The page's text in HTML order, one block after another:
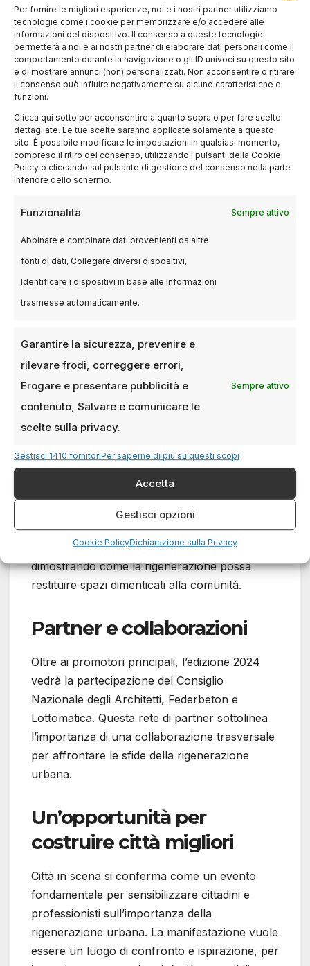
Per fornire le migliori esperienze, noi e i nostri partner utilizziamo
tecnologie come i cookie per memorizzare e/o accedere alle
informazioni del dispositivo. Il consenso a queste tecnologie
permetterà a noi e ai nostri partner di elaborare dati personali come il
comportamento durante la navigazione o gli ID univoci su questo sito
e di mostrare annunci (non) personalizzati. Non acconsentire o ritirare
il consenso può influire negativamente su alcune caratteristiche e
funzioni.
Clicca qui sotto per acconsentire a quanto sopra o per fare scelte
dettagliate. Le tue scelte saranno applicate solamente a questo
sito. È possibile modificare le impostazioni in qualsiasi momento,
compreso il ritiro del consenso, utilizzando i pulsanti della Cookie
Policy o cliccando sul pulsante di gestione del consenso nella parte
inferiore dello schermo.
Funzionalità Sempre attivo
Abbinare e combinare dati provenienti da altre
fonti di dati, Collegare diversi dispositivi,
Identificare i dispositivi in base alle informazioni
trasmesse automaticamente.
Garantire la sicurezza, prevenire e
rilevare frodi, correggere errori,
Erogare e presentare pubblicità e
contenuto, Salvare e comunicare le
scelte sulla privacy.
Sempre attivo
Gestisci 1410 fornitoriPer saperne di più su questi scopi
Accetta
Gestisci opzioni
Cookie PolicyDichiarazione sulla Privacy
Uno degli appuntamenti più attesi sarà
l’incontro promosso dalla Direzione
Contemporaneo del MIC, dedicato ai progetti
che utilizzano la cultura come motore di
trasformazione urbana. Verranno analizzati
esempi emblematici di come arte e cultura
possano contribuire a rendere le città più
accoglienti e inclusive.
Sguardo sull’Europa: il caso
Il 5 dicembre una tavola rotonda si
paese europeo ad aver adottato un approccio
così strutturato. Questo confronto offrirà
europee al contesto italiano.
La formazione al centro:
progetti accademici e
testimonianze
Il festival coinvolgerà anche il mondo
accademico attraverso le sezioni “Visioni” e
“Restituzioni”. Ricercatori e studenti universitari
presenteranno progetti innovativi, come il
recupero di ex carceri ed ex manicomi,
dimostrando come la rigenerazione possa
restituire spazi dimenticati alla comunità.
Partner e collaborazioni
Oltre ai promotori principali, l’edizione 2024
vedrà la partecipazione del Consiglio
Nazionale degli Architetti, Federbeton e
Lottomatica. Questa rete di partner sottolinea
l’importanza di una collaborazione trasversale
per affrontare le sfide della rigenerazione
urbana.
Un’opportunità per
costruire città migliori
Città in scena si conferma come un evento
fondamentale per sensibilizzare cittadini e
professionisti sull’importanza della
rigenerazione urbana. La manifestazione vuole
essere un luogo di confronto e ispirazione, per